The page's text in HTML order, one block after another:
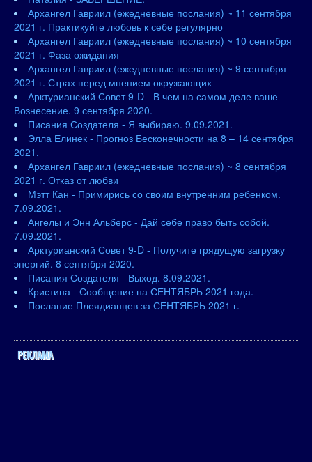
Архангел Гавриил (ежедневные послания) ~ 11 сентября
2021 г. Практикуйте любовь к себе регулярно
Архангел Гавриил (ежедневные послания) ~ 10 сентября
2021 г. Фаза ожидания
Архангел Гавриил (ежедневные послания) ~ 9 сентября
2021 г. Страх перед мнением окружающих
Арктурианский Совет 9-D - В чем на самом деле ваше
Вознесение. 9 сентября 2020.
Писания Создателя - Я выбираю. 9.09.2021.
Элла Елинек - Прогноз Бесконечности на 8 – 14 сентября
2021.
Архангел Гавриил (ежедневные послания) ~ 8 сентября
2021 г. Отказ от любви
Мэтт Кан - Примирись со своим внутренним ребенком.
7.09.2021.
Ангелы и Энн Альберс - Дай себе право быть собой.
7.09.2021.
Арктурианский Совет 9-D - Получите грядущую загрузку
энергий. 8 сентября 2020.
Писания Создателя - Выход. 8.09.2021.
Кристина - Сообщение на СЕНТЯБРЬ 2021 года.
Послание Плеядианцев за СЕНТЯБРЬ 2021 г.
РЕКЛАМА